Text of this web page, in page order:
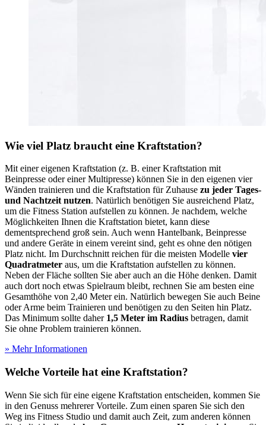
Wie viel Platz braucht eine Kraftstation?
Mit einer eigenen Kraftstation (z. B. einer Kraftstation mit
Beinpresse oder einer Multipresse) können Sie in den eigenen vier
Wänden trainieren und die Kraftstation für Zuhause zu jeder Tages-
und Nachtzeit nutzen. Natürlich benötigen Sie ausreichend Platz,
um die Fitness Station aufstellen zu können. Je nachdem, welche
Möglichkeiten Ihnen die Kraftstation bietet, kann diese
dementsprechend groß sein. Auch wenn Hantelbank, Beinpresse
und andere Geräte in einem vereint sind, geht es ohne den nötigen
Platz nicht. Im Durchschnitt reichen für die meisten Modelle vier
Quadratmeter aus, um die Kraftstation aufstellen zu können.
Neben der Fläche sollten Sie aber auch an die Höhe denken. Damit
auch dort noch etwas Spielraum bleibt, rechnen Sie am besten eine
Gesamthöhe von 2,40 Meter ein. Natürlich bewegen Sie auch Beine
oder Arme beim Trainieren und benötigen zu den Seiten hin Platz.
Das Minimum sollte daher1,5 Meter im Radius betragen, damit
Sie ohne Problem trainieren können.
» Mehr Informationen
Welche Vorteile hat eine Kraftstation?
Wenn Sie sich für eine eigene Kraftstation entscheiden, kommen Sie
in den Genuss mehrerer Vorteile. Zum einen sparen Sie sich den
Weg ins Fitness Studio und damit auch Zeit, zum anderen können